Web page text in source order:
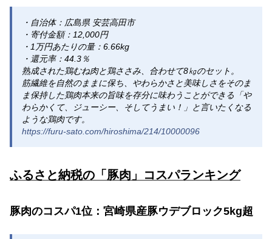
・自治体：広島県 安芸高田市
・寄付金額：12,000円
・1万円あたりの量：6.66kg
・還元率：44.3％
熟成された鶏むね肉と鶏ささみ、合わせて8㎏のセット。
筋繊維を自然のままに保ち、やわらかさと美味しさをそのま
ま保持した鶏肉本来の旨味を存分に味わうことができる「や
わらかくて、ジューシー、そしてうまい！」と言いたくなる
ような鶏肉です。
https://furu-sato.com/hiroshima/214/10000096
ふるさと納税の「豚肉」コスパランキング
豚肉のコスパ1位：宮崎県産豚ウデブロック5kg超